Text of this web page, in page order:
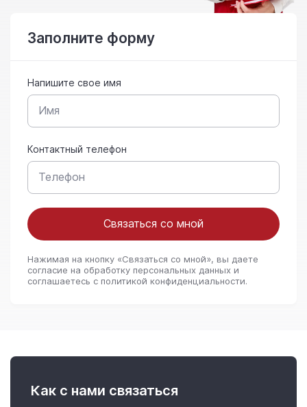
Заполните форму
Напишите свое имя
Контактный телефон
Связаться со мной
Нажимая на кнопку «Связаться со мной», вы даете
согласие на обработку персональных данных и
соглашаетесь c политикой конфиденциальности.
Как с нами связаться